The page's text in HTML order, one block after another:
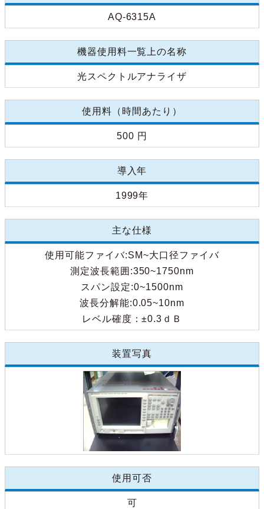
AQ-6315A
機器使用料一覧上の名称
光スペクトルアナライザ
使用料（時間あたり）
500 円
導入年
1999年
主な仕様
使用可能ファイバ:SM~大口径ファイバ
測定波長範囲:350~1750nm
スパン設定:0~1500nm
波長分解能:0.05~10nm
レベル確度：±0.3ｄＢ
装置写真
使用可否
可